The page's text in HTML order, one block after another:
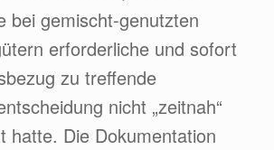
bei gemischt-genutzten
erforderliche und sofort
zu treffende
nicht „zeitnah“
hatte. Die Dokumentation